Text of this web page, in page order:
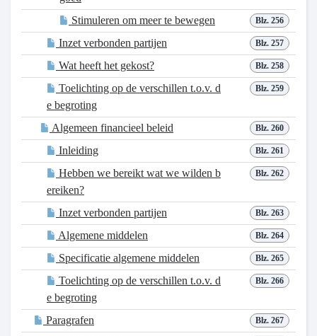
Blz. 256
Stimuleren om meer te bewegen
Blz. 257
Inzet verbonden partijen
Blz. 258
Wat heeft het gekost?
Blz. 259
Toelichting op de verschillen t.o.v. d
e begroting
Blz. 260
Algemeen financieel beleid
Blz. 261
Inleiding
Blz. 262
Hebben we bereikt wat we wilden b
ereiken?
Blz. 263
Inzet verbonden partijen
Blz. 264
Algemene middelen
Blz. 265
Specificatie algemene middelen
Blz. 266
Toelichting op de verschillen t.o.v. d
e begroting
Blz. 267
Paragrafen